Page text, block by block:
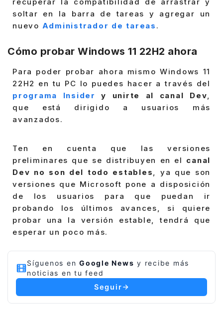
soltar en la barra de tareas y agregar un
nuevo Administrador de tareas .
Cómo probar Windows 11 22H2 ahora
Para poder probar ahora mismo Windows 11
22H2 en tu PC lo puedes hacer a través del
programa Insider
y unirte al canal Dev,
que está dirigido a usuarios más
avanzados.
Ten en cuenta que las versiones
preliminares que se distribuyen en el canal
Dev no son del todo estables
, ya que son
versiones que Microsoft pone a disposición
de los usuarios para que puedan ir
probando los últimos avances, si quiere
probar una la versión estable, tendrá que
esperar un poco más.
Síguenos en Google News y recibe más
noticias en tu feed
Seguir